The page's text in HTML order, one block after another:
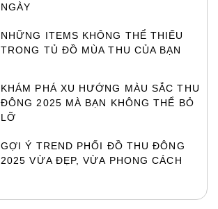
NGÀY
NHỮNG ITEMS KHÔNG THỂ THIẾU
TRONG TỦ ĐỒ MÙA THU CỦA BẠN
KHÁM PHÁ XU HƯỚNG MÀU SẮC THU
ĐÔNG 2025 MÀ BẠN KHÔNG THỂ BỎ
LỠ
GỢI Ý TREND PHỐI ĐỒ THU ĐÔNG
2025 VỪA ĐẸP, VỪA PHONG CÁCH